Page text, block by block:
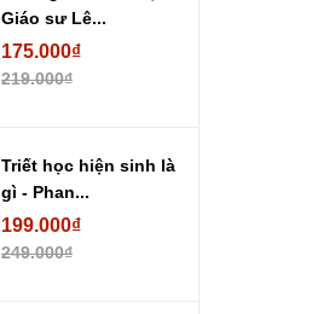
Giáo sư Lê...
175.000₫
219.000₫
Triết học hiện sinh là
gì - Phan...
199.000₫
249.000₫